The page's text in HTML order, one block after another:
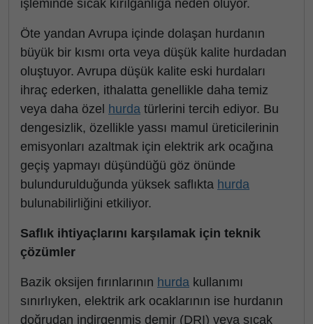
işleminde sıcak kırılganlığa neden oluyor.
Öte yandan Avrupa içinde dolaşan hurdanın
büyük bir kısmı orta veya düşük kalite hurdadan
oluştuyor. Avrupa düşük kalite eski hurdaları
ihraç ederken, ithalatta genellikle daha temiz
veya daha özel hurda türlerini tercih ediyor. Bu
dengesizlik, özellikle yassı mamul üreticilerinin
emisyonları azaltmak için elektrik ark ocağına
geçiş yapmayı düşündüğü göz önünde
bulundurulduğunda yüksek saflıkta hurda
bulunabilirliğini etkiliyor.
Saflık ihtiyaçlarını karşılamak için teknik
çözümler
Bazik oksijen fırınlarının hurda kullanımı
sınırlıyken, elektrik ark ocaklarının ise hurdanın
doğrudan indirgenmiş demir (DRI) veya sıcak